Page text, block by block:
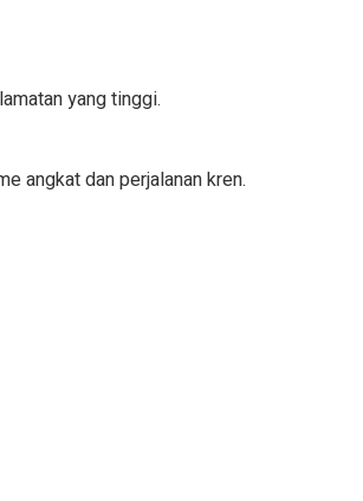
yang tinggi.
angkat dan perjalanan kren.